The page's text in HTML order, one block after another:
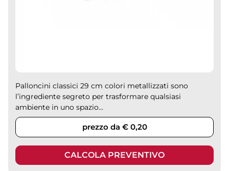
Palloncini classici 29 cm colori metallizzati sono
l’ingrediente segreto per trasformare qualsiasi
ambiente in uno spazio...
prezzo da € 0,20
CALCOLA PREVENTIVO